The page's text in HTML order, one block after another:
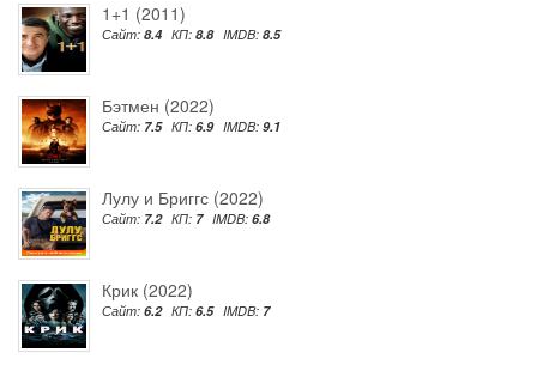
1+1 (2011)
Сайт: 8.4 КП: 8.8 IMDB: 8.5
Бэтмен (2022)
Сайт: 7.5 КП: 6.9 IMDB: 9.1
Лулу и Бриггс (2022)
Сайт: 7.2 КП: 7 IMDB: 6.8
Крик (2022)
Сайт: 6.2 КП: 6.5 IMDB: 7